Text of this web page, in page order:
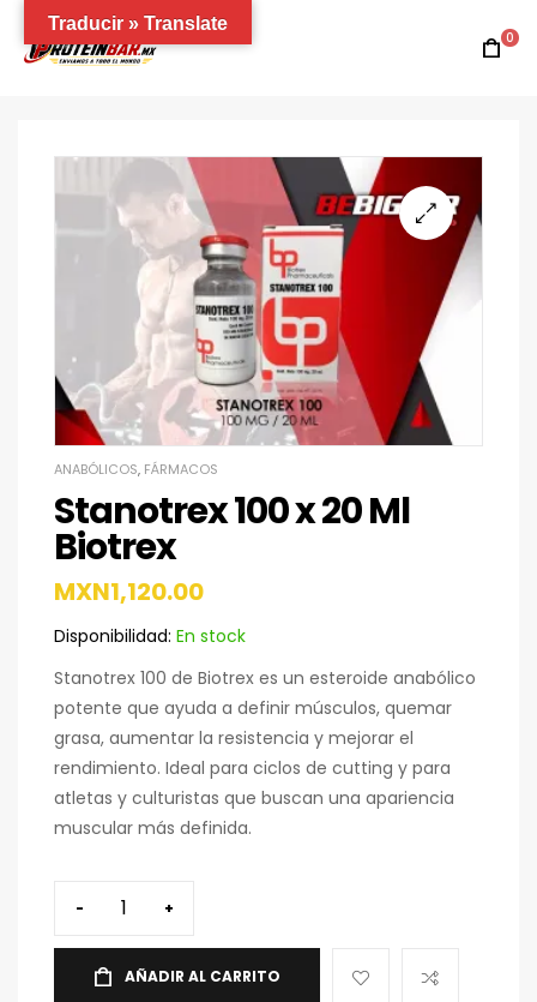
0
ANABÓLICOS, FÁRMACOS
Stanotrex 100 x 20 Ml
Biotrex
MXN1,120.00
Disponibilidad: En stock
Stanotrex 100 de Biotrex es un esteroide anabólico
potente que ayuda a definir músculos, quemar
grasa, aumentar la resistencia y mejorar el
rendimiento. Ideal para ciclos de cutting y para
atletas y culturistas que buscan una apariencia
muscular más definida.
- +
AÑADIR AL CARRITO
Traducir » Translate